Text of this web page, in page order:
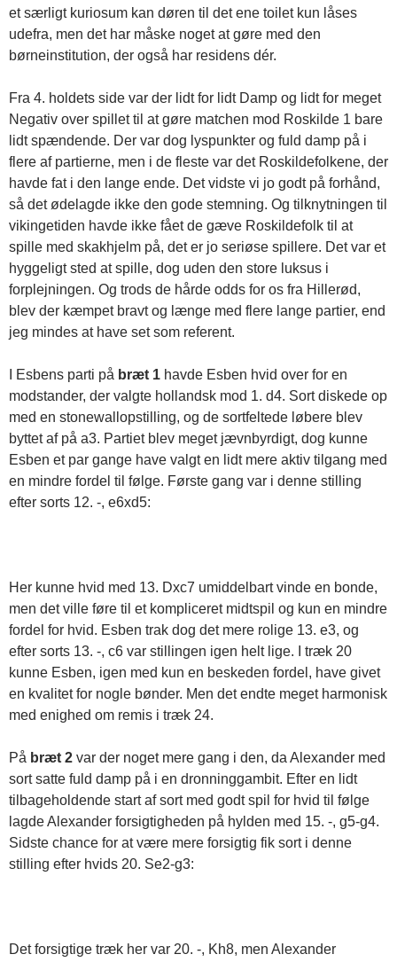
et særligt kuriosum kan døren til det ene toilet kun låses
udefra, men det har måske noget at gøre med den
børneinstitution, der også har residens dér.
Fra 4. holdets side var der lidt for lidt Damp og lidt for meget
Negativ over spillet til at gøre matchen mod Roskilde 1 bare
lidt spændende. Der var dog lyspunkter og fuld damp på i
flere af partierne, men i de fleste var det Roskildefolkene, der
havde fat i den lange ende. Det vidste vi jo godt på forhånd,
så det ødelagde ikke den gode stemning. Og tilknytningen til
vikingetiden havde ikke fået de gæve Roskildefolk til at
spille med skakhjelm på, det er jo seriøse spillere. Det var et
hyggeligt sted at spille, dog uden den store luksus i
forplejningen. Og trods de hårde odds for os fra Hillerød,
blev der kæmpet bravt og længe med flere lange partier, end
jeg mindes at have set som referent.
I Esbens parti på bræt 1 havde Esben hvid over for en
modstander, der valgte hollandsk mod 1. d4. Sort diskede op
med en stonewallopstilling, og de sortfeltede løbere blev
byttet af på a3. Partiet blev meget jævnbyrdigt, dog kunne
Esben et par gange have valgt en lidt mere aktiv tilgang med
en mindre fordel til følge. Første gang var i denne stilling
efter sorts 12. -, e6xd5:
Her kunne hvid med 13. Dxc7 umiddelbart vinde en bonde,
men det ville føre til et kompliceret midtspil og kun en mindre
fordel for hvid. Esben trak dog det mere rolige 13. e3, og
efter sorts 13. -, c6 var stillingen igen helt lige. I træk 20
kunne Esben, igen med kun en beskeden fordel, have givet
en kvalitet for nogle bønder. Men det endte meget harmonisk
med enighed om remis i træk 24.
På bræt 2 var der noget mere gang i den, da Alexander med
sort satte fuld damp på i en dronninggambit. Efter en lidt
tilbageholdende start af sort med godt spil for hvid til følge
lagde Alexander forsigtigheden på hylden med 15. -, g5-g4.
Sidste chance for at være mere forsigtig fik sort i denne
stilling efter hvids 20. Se2-g3:
Det forsigtige træk her var 20. -, Kh8, men Alexander